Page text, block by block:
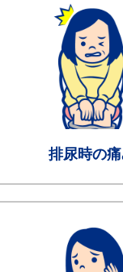
排尿時の